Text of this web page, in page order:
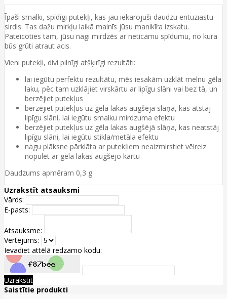
Īpaši smalki, spīdīgi putekļi, kas jau iekarojuši daudzu entuziastu
sirdis. Tas dažu mirkļu laikā mainīs jūsu manikīra izskatu.
Pateicoties tam, jūsu nagi mirdzēs ar neticamu spīdumu, no kura
būs grūti atraut acis.
Vieni putekļi, divi pilnīgi atšķirīgi rezultāti:
lai iegūtu perfektu rezultātu, mēs iesakām uzklāt melnu gēla
laku, pēc tam uzklājiet virskārtu ar lipīgu slāni vai bez tā, un
berzējiet putekļus
berzējiet putekļus uz gēla lakas augšējā slāņa, kas atstāj
lipīgu slāni, lai iegūtu smalku mirdzuma efektu
berzējiet putekļus uz gēla lakas augšējā slāņa, kas neatstāj
lipīgu slāni, lai iegūtu stikla/metāla efektu
nagu plāksne pārklāta ar putekļiem neaizmirstiet vēlreiz
nopulēt ar gēla lakas augšējo kārtu
Daudzums apmēram 0,3 g
Uzrakstīt atsauksmi
Vārds:
E-pasts:
Atsauksme:
Vērtējums:
Ievadiet attēlā redzamo kodu:
Uzrakstīt
Saistītie produkti